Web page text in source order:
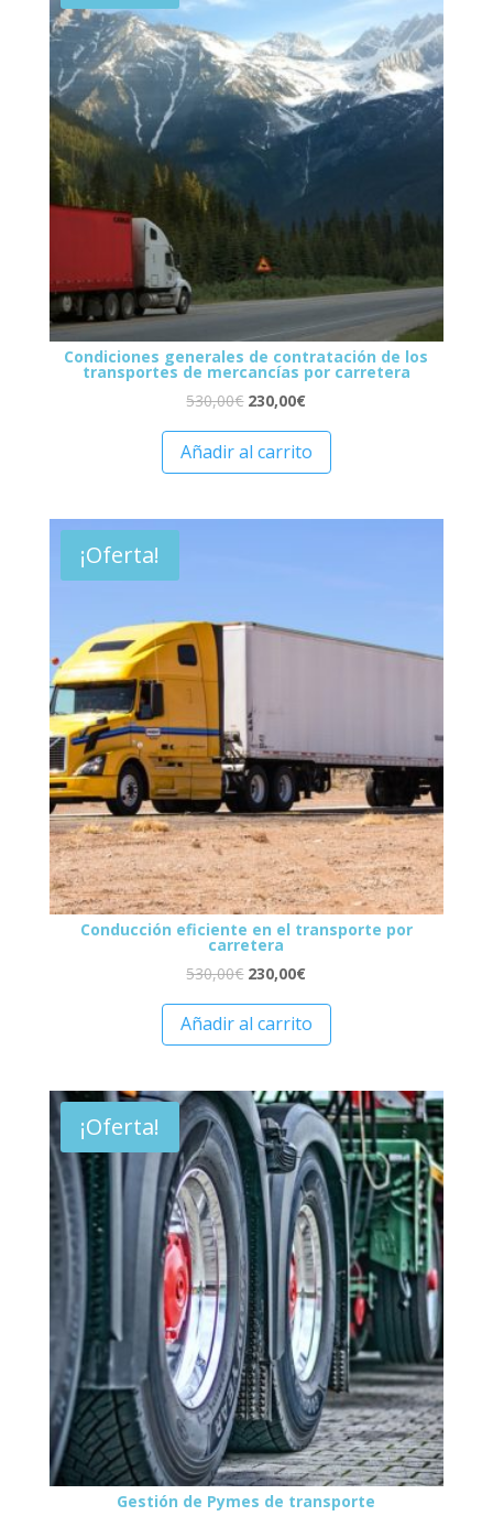
Condiciones generales de contratación de los
transportes de mercancías por carretera
530,00€ 230,00€
Añadir al carrito
¡Oferta!
Conducción eficiente en el transporte por
carretera
530,00€ 230,00€
Añadir al carrito
¡Oferta!
Gestión de Pymes de transporte